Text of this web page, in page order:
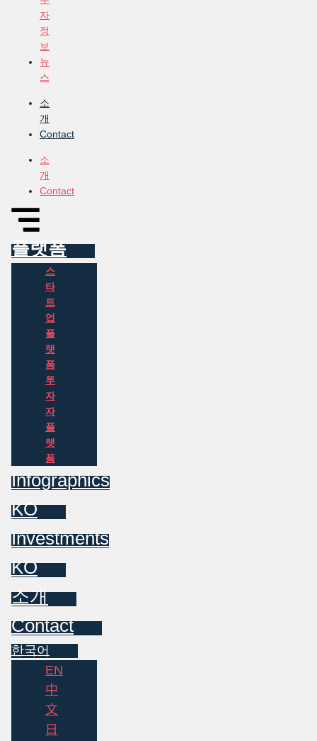
자
정
보
뉴
스
소
개
Contact
소
개
Contact
플랫폼
스
타
트
업
플
랫
폼
투
자
자
플
랫
폼
Infographics
KO
Investments
KO
소개
Contact
한국어
EN
中
文
日